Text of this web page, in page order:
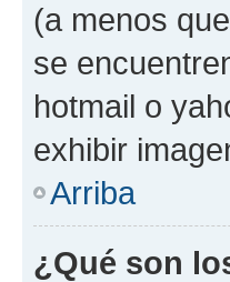
(a menos
se
hotmail o
exhibir
Arriba
¿Qué son